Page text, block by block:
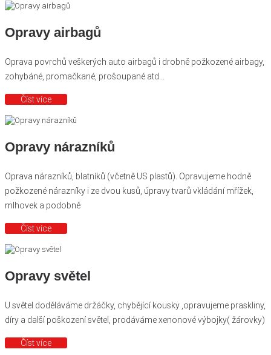
Opravy airbagů
Oprava povrchů veškerých auto airbagů i drobně požkozené airbagy,
zohybáné, promačkané, prošoupané atd...
Číst více
Opravy nárazníků
Oprava nárazníků, blatníků (včetně US plastů). Opravujeme hodně
požkozené nárazníky i ze dvou kusů, úpravy tvarů vkládání mřížek,
mlhovek a podobně
Číst více
Opravy světel
U světel doděláváme držáčky, chybějící kousky ,opravujeme praskliny,
díry a další poškození světel, prodáváme xenonové výbojky( žárovky)
Číst více